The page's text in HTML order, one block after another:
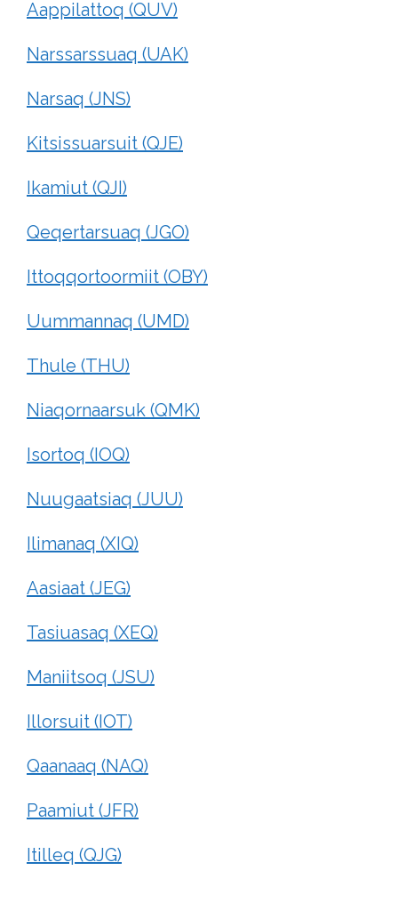
Aappilattoq (QUV)
Narssarssuaq (UAK)
Narsaq (JNS)
Kitsissuarsuit (QJE)
Ikamiut (QJI)
Qeqertarsuaq (JGO)
Ittoqqortoormiit (OBY)
Uummannaq (UMD)
Thule (THU)
Niaqornaarsuk (QMK)
Isortoq (IOQ)
Nuugaatsiaq (JUU)
Ilimanaq (XIQ)
Aasiaat (JEG)
Tasiuasaq (XEQ)
Maniitsoq (JSU)
Illorsuit (IOT)
Qaanaaq (NAQ)
Paamiut (JFR)
Itilleq (QJG)